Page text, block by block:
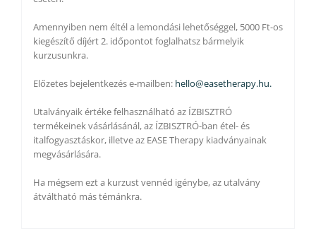
Amennyiben nem éltél a lemondási lehetőséggel, 5000 Ft-os
kiegészítő díjért 2. időpontot foglalhatsz bármelyik
kurzusunkra.
Előzetes bejelentkezés e-mailben: hello@easetherapy.hu.
Utalványaik értéke felhasználható az ÍZBISZTRÓ
termékeinek vásárlásánál, az ÍZBISZTRÓ-ban étel- és
italfogyasztáskor, illetve az EASE Therapy kiadványainak
megvásárlására.
Ha mégsem ezt a kurzust vennéd igénybe, az utalvány
átváltható más témánkra.